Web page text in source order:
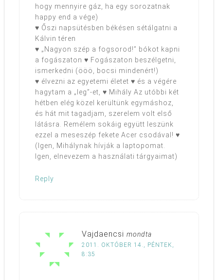
hogy mennyire gáz, ha egy sorozatnak
happy end a vége)
♥ Őszi napsütésben békésen sétálgatni a
Kálvin téren
♥ „Nagyon szép a fogsorod!” bókot kapni
a fogászaton ♥ Fogászaton beszélgetni,
ismerkedni (ööö, bocsi mindenért!)
♥ élvezni az egyetemi életet ♥ és a végére
hagytam a „leg”-et, ♥ Mihály Az utóbbi két
hétben elég közel kerültünk egymáshoz,
és hát mit tagadjam, szerelem volt első
látásra. Remélem sokáig együtt leszünk
ezzel a meseszép fekete Acer csodával! ♥
(Igen, Mihálynak hívják a laptopomat.
Igen, elnevezem a használati tárgyaimat)
Reply
Vajdaencsi mondta
2011. OKTÓBER 14., PÉNTEK,
8:35